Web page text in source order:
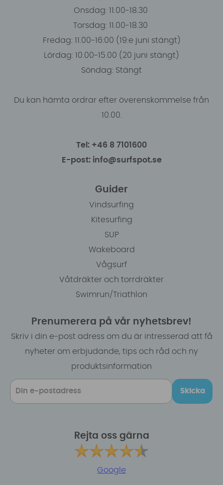
Onsdag: 11.00-18.30
Torsdag: 11.00-18.30
Fredag: 11.00-16:00 (19:e juni stängt)
Lördag: 10.00-15.00 (20 juni stängt)
Söndag: Stängt
Du kan hämta ordrar efter överenskommelse från
10.00.
Tel: +46 8 7101600
E-post: info@surfspot.se
Guider
Vindsurfing
Kitesurfing
SUP
Wakeboard
Vågsurf
Våtdräkter och torrdräkter
Swimrun/Triathlon
Prenumerera på vår nyhetsbrev!
Skriv i din e-post adress om du är intresserad att få
nyheter om erbjudande, tips och råd och ny
produktsinformation
Skicka
Rejta oss gärna
Google